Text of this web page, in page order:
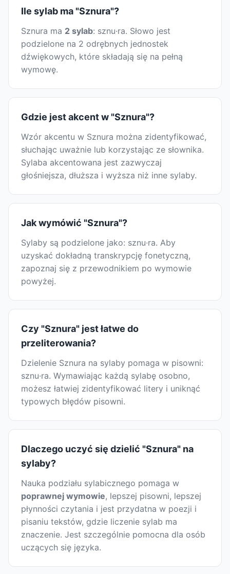
Ile sylab ma "Sznura"?
Sznura ma 2 sylab: sznu·ra. Słowo jest
podzielone na 2 odrębnych jednostek
dźwiękowych, które składają się na pełną
wymowę.
Gdzie jest akcent w "Sznura"?
Wzór akcentu w Sznura można zidentyfikować,
słuchając uważnie lub korzystając ze słownika.
Sylaba akcentowana jest zazwyczaj
głośniejsza, dłuższa i wyższa niż inne sylaby.
Jak wymówić "Sznura"?
Sylaby są podzielone jako: sznu·ra. Aby
uzyskać dokładną transkrypcję fonetyczną,
zapoznaj się z przewodnikiem po wymowie
powyżej.
Czy "Sznura" jest łatwe do
przeliterowania?
Dzielenie Sznura na sylaby pomaga w pisowni:
sznu·ra. Wymawiając każdą sylabę osobno,
możesz łatwiej zidentyfikować litery i uniknąć
typowych błędów pisowni.
Dlaczego uczyć się dzielić "Sznura" na
sylaby?
Nauka podziału sylabicznego pomaga w
poprawnej wymowie, lepszej pisowni, lepszej
płynności czytania i jest przydatna w poezji i
pisaniu tekstów, gdzie liczenie sylab ma
znaczenie. Jest szczególnie pomocna dla osób
uczących się języka.